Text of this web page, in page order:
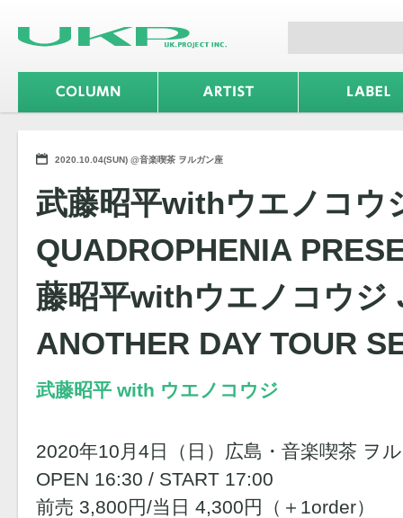
2020.10.04(SUN) @音楽喫茶 ヲルガン座
武藤昭平withウエノコウ
QUADROPHENIA
藤昭平withウエノコウジ
ANOTHER DAY TOUR
武藤昭平 with ウエノコウジ
2020年10月4日（日）広島・音楽喫茶 ヲ
OPEN 16:30 / START 17:00
前売 3,800円/当日 4,300円（＋1order）